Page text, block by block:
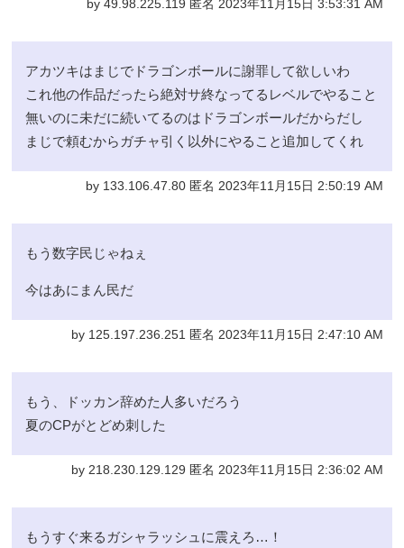
by 49.98.225.119 匿名 2023年11月15日 3:53:31 AM
アカツキはまじでドラゴンボールに謝罪して欲しいわ
これ他の作品だったら絶対サ終なってるレベルでやること
無いのに未だに続いてるのはドラゴンボールだからだし
まじで頼むからガチャ引く以外にやること追加してくれ
by 133.106.47.80 匿名 2023年11月15日 2:50:19 AM
もう数字民じゃねぇ
今はあにまん民だ
by 125.197.236.251 匿名 2023年11月15日 2:47:10 AM
もう、ドッカン辞めた人多いだろう
夏のCPがとどめ刺した
by 218.230.129.129 匿名 2023年11月15日 2:36:02 AM
もうすぐ来るガシャラッシュに震えろ…！